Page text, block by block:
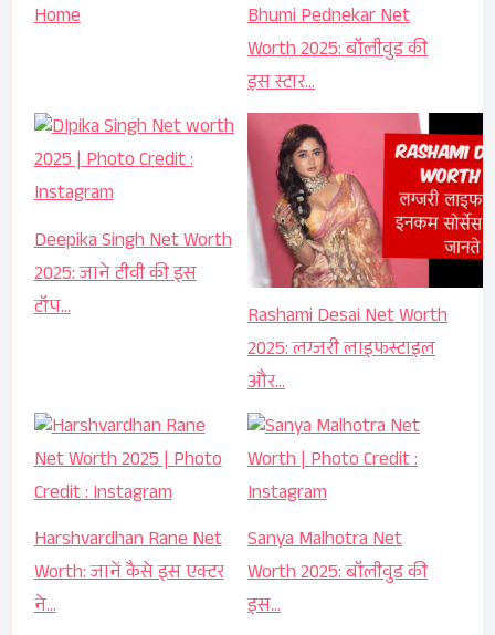
Home
Bhumi Pednekar Net
Worth 2025: बॉलीवुड की
इस स्टार…
Deepika Singh Net Worth
2025: जाने टीवी की इस
टॉप…
Rashami Desai Net Worth
2025: लग्जरी लाइफस्टाइल
और…
Harshvardhan Rane Net
Worth: जानें कैसे इस एक्टर
ने…
Sanya Malhotra Net
Worth 2025: बॉलीवुड की
इस…